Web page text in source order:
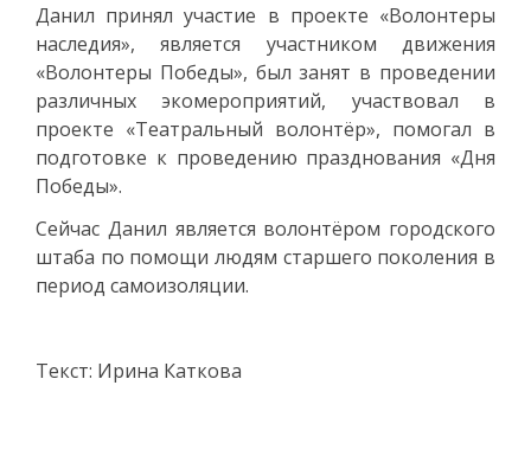
Данил принял участие в проекте «Волонтеры
наследия», является участником движения
«Волонтеры Победы», был занят в проведении
различных экомероприятий, участвовал в
проекте «Театральный волонтёр», помогал в
подготовке к проведению празднования «Дня
Победы».
Сейчас Данил является волонтёром городского
штаба по помощи людям старшего поколения в
период самоизоляции.
Текст: Ирина Каткова